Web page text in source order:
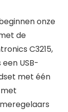
onze
de
C3215,
een USB-
met één